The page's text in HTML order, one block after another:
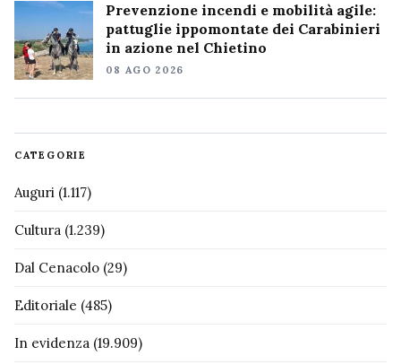
Prevenzione incendi e mobilità agile:
pattuglie ippomontate dei Carabinieri
in azione nel Chietino
08 AGO 2026
CATEGORIE
Auguri (1.117)
Cultura (1.239)
Dal Cenacolo (29)
Editoriale (485)
In evidenza (19.909)